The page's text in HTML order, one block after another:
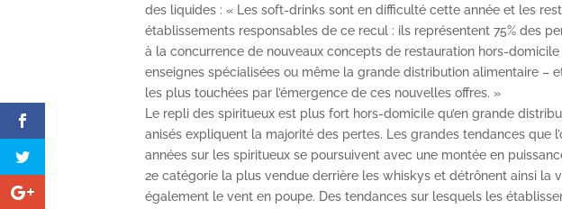
des liquides : « Les soft-drinks sont en difficulté cette année et les
établissements responsables de ce recul : ils représentent 75% des
à la concurrence de nouveaux concepts de restauration hors-
enseignes spécialisées ou même la grande distribution alimentaire –
les plus touchées par l’émergence de ces nouvelles offres. »
Le repli des spiritueux est plus fort hors-domicile qu’en grande
anisés expliquent la majorité des pertes. Les grandes tendances que
années sur les spiritueux se poursuivent avec une montée en
2e catégorie la plus vendue derrière les whiskys et détrônent ainsi la
également le vent en poupe. Des tendances sur lesquels les